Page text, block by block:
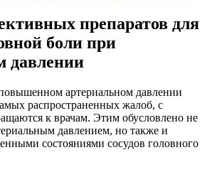
препаратов для
боли при
давлении
артериальном давлении
распространенных жалоб, с
к врачам. Этим обусловлено не
давлением, но также и
состояниями сосудов головного